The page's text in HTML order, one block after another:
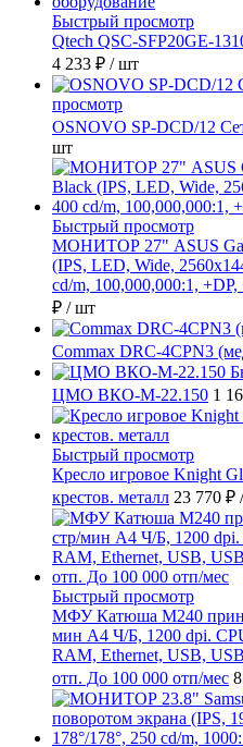
Быстрый просмотр
Qtech QSC-SFP20GE-
4 233 ₽ / шт
просмотр
OSNOVO SP-DCD/12
шт
Быстрый просмотр
МОНИТОР 27" ASUS
(IPS, LED, Wide,
cd/m, 100,000,000:1,
₽ / шт
Commax DRC-4CPN3
ЦМО ВКО-М-22.150 1
Быстрый просмотр
Кресло игровое Knight
крестов. металл 23 770 ₽
Быстрый просмотр
МФУ Катюша M240
мин А4 Ч/Б, 1200 dpi.
RAM, Ethernet, USB,
отп. До 100 000 отп/мес